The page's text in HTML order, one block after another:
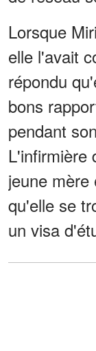
Lorsque
elle l'avait
répondu
bons
pendant
L'infirmière
jeune
qu'elle se
un visa